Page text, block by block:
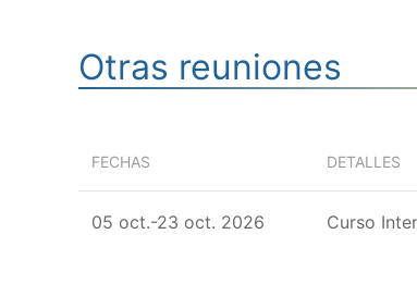
Otras reuniones
FECHAS DETALLES
05 oct.-23 oct. 2026 Curso